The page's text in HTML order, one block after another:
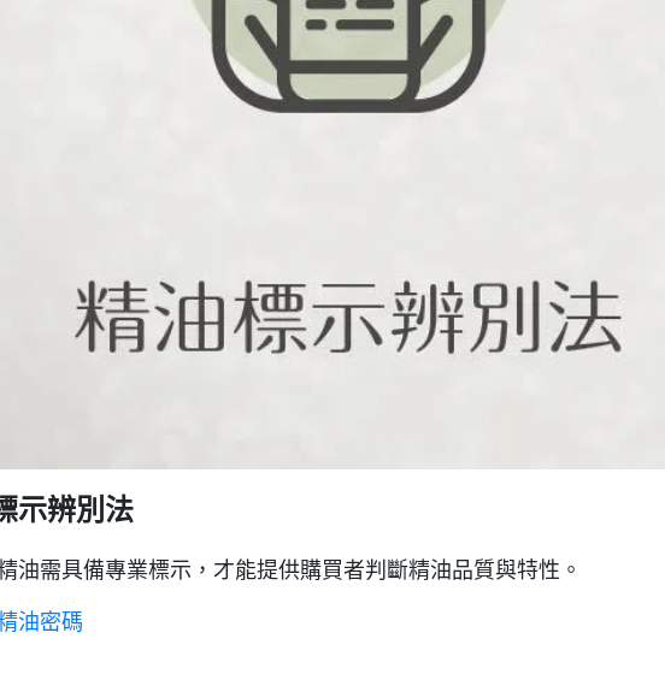
示辨別法
油需具備專業標示，才能提供購買者判斷精油品質與特性。
油密碼